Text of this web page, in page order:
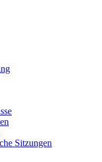
Sitzungen